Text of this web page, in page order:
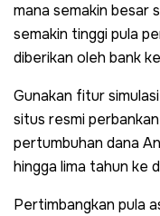
mana semakin besar
semakin tinggi pula
diberikan oleh bank
Gunakan fitur
situs resmi
pertumbuhan dana
hingga lima tahun ke
Pertimbangkan pula